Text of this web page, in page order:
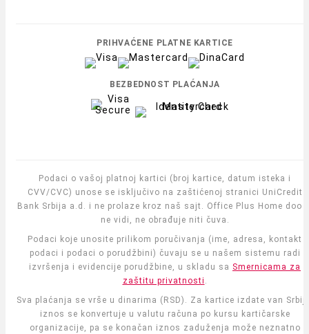
PRIHVAĆENE PLATNE KARTICE
BEZBEDNOST PLAĆANJA
Podaci o vašoj platnoj kartici (broj kartice, datum isteka i
CVV/CVC) unose se isključivo na zaštićenoj stranici UniCredit
Bank Srbija a.d. i ne prolaze kroz naš sajt. Office Plus Home doo
ne vidi, ne obrađuje niti čuva.
Podaci koje unosite prilikom poručivanja (ime, adresa, kontakt
podaci i podaci o porudžbini) čuvaju se u našem sistemu radi
izvršenja i evidencije porudžbine, u skladu sa Smernicama za
zaštitu privatnosti .
Sva plaćanja se vrše u dinarima (RSD). Za kartice izdate van
iznos se konvertuje u valutu računa po kursu kartičarske
organizacije, pa se konačan iznos zaduženja može neznatno